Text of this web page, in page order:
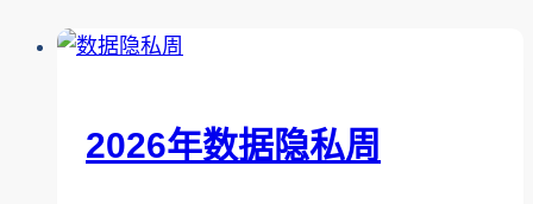
2026年数据隐私周